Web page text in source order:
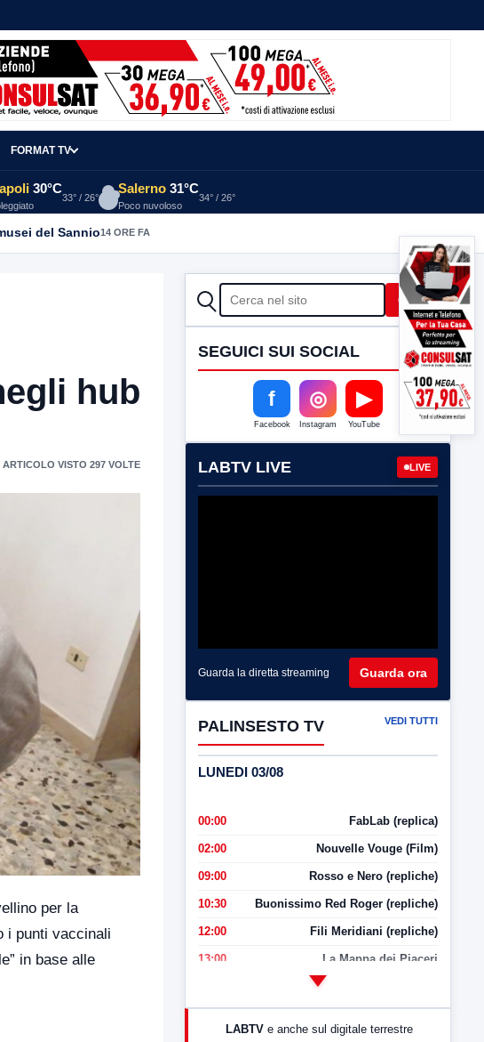
FORMAT TV
30°C
33° / 26°
Salerno 31°C
Poco nuvoloso
34° / 26°
del Sannio14 ORE FA
hub
ARTICOLO VISTO 297 VOLTE
per la
i punti vaccinali
in base alle
CERCA Cerca
SEGUICI SUI SOCIAL
f
Facebook
◎
Instagram
▶
YouTube
LABTV LIVE LIVE
Guarda la diretta streaming Guarda ora
PALINSESTO TV VEDI TUTTI
LUNEDI 03/08
00:00 FabLab (replica)
02:00 Nouvelle Vouge (Film)
09:00 Rosso e Nero (repliche)
10:30 Buonissimo Red Roger (repliche)
12:00 Fili Meridiani (repliche)
13:00 La Mappa dei Piaceri
LABTV e anche sul digitale terrestre